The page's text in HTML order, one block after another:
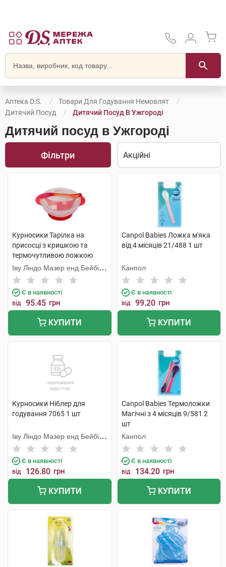
Аптека D.S.
Товари Для Годування Немовлят
Дитячий Посуд
Дитячий Посуд В Ужгороді
Дитячий посуд в Ужгороді
Фільтри
Курносики Тарілка на
присосці з кришкою та
термочутливою ложкою
7055 1 шт
Іву Ліндо Мазер енд Бейбі
Продактс
Є в наявності
від 95.45 грн
КУПИТИ
Canpol Babies Ложка м'яка
від 4 місяців 21/488 1 шт
Канпол
Є в наявності
від 99.20 грн
КУПИТИ
Курносики Ніблер для
годування 7065 1 шт
Іву Ліндо Мазер енд Бейбі
Продактс
Є в наявності
від 126.80 грн
КУПИТИ
Canpol Babies Термоложки
Магічні з 4 місяців 9/581 2
шт
Канпол
Є в наявності
від 134.20 грн
КУПИТИ